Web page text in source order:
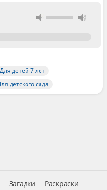
Для детей 7 лет
детского сада
Загадки Раскраски